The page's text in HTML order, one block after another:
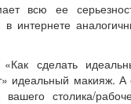
всю ее
интернете
сделать
идеальный макияж. А
столика/